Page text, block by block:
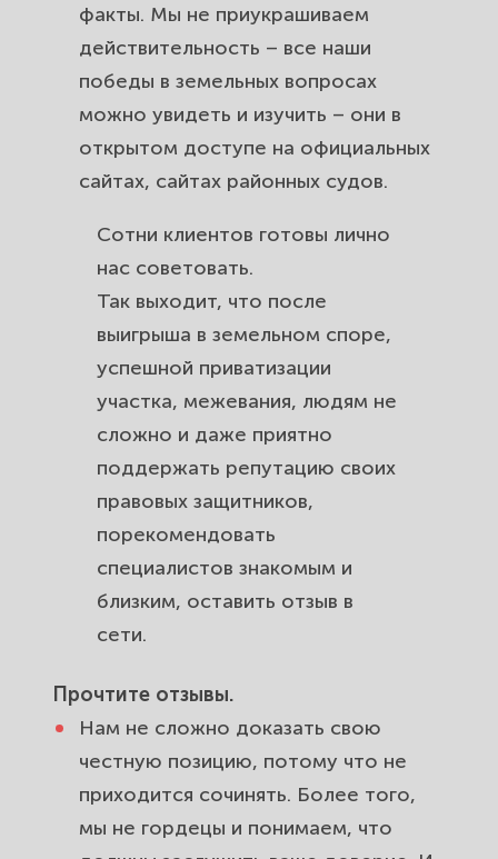
факты. Мы не приукрашиваем
действительность – все наши
победы в земельных вопросах
можно увидеть и изучить – они в
открытом доступе на официальных
сайтах, сайтах районных судов.
Сотни клиентов готовы лично
нас советовать.
Так выходит, что после
выигрыша в земельном споре,
успешной приватизации
участка, межевания, людям не
сложно и даже приятно
поддержать репутацию своих
правовых защитников,
порекомендовать
специалистов знакомым и
близким, оставить отзыв в
сети.
Прочтите отзывы.
Нам не сложно доказать свою
честную позицию, потому что не
приходится сочинять. Более того,
мы не гордецы и понимаем, что